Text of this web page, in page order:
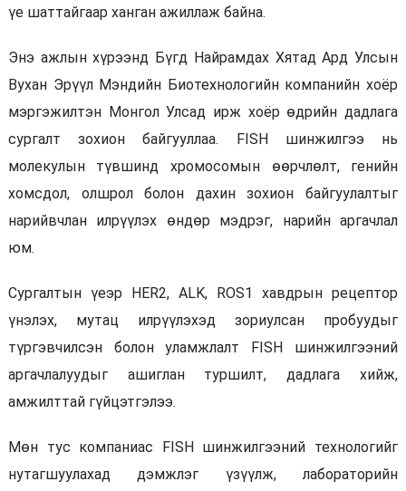
үе шаттайгаар ханган ажиллаж байна.
Энэ ажлын хүрээнд Бүгд Найрамдах Хятад Ард Улсын
Вухан Эрүүл Мэндийн Биотехнологийн компанийн хоёр
мэргэжилтэн Монгол Улсад ирж хоёр өдрийн дадлага
сургалт зохион байгууллаа. FISH шинжилгээ нь
молекулын түвшинд хромосомын өөрчлөлт, генийн
хомсдол, олшрол болон дахин зохион байгуулалтыг
нарийвчлан илрүүлэх өндөр мэдрэг, нарийн аргачлал
юм.
Сургалтын үеэр HER2, ALK, ROS1 хавдрын рецептор
үнэлэх, мутац илрүүлэхэд зориулсан пробуудыг
түргэвчилсэн болон уламжлалт FISH шинжилгээний
аргачлалуудыг ашиглан туршилт, дадлага хийж,
амжилттай гүйцэтгэлээ.
Мөн тус компаниас FISH шинжилгээний технологийг
нутагшуулахад дэмжлэг үзүүлж, лабораторийн